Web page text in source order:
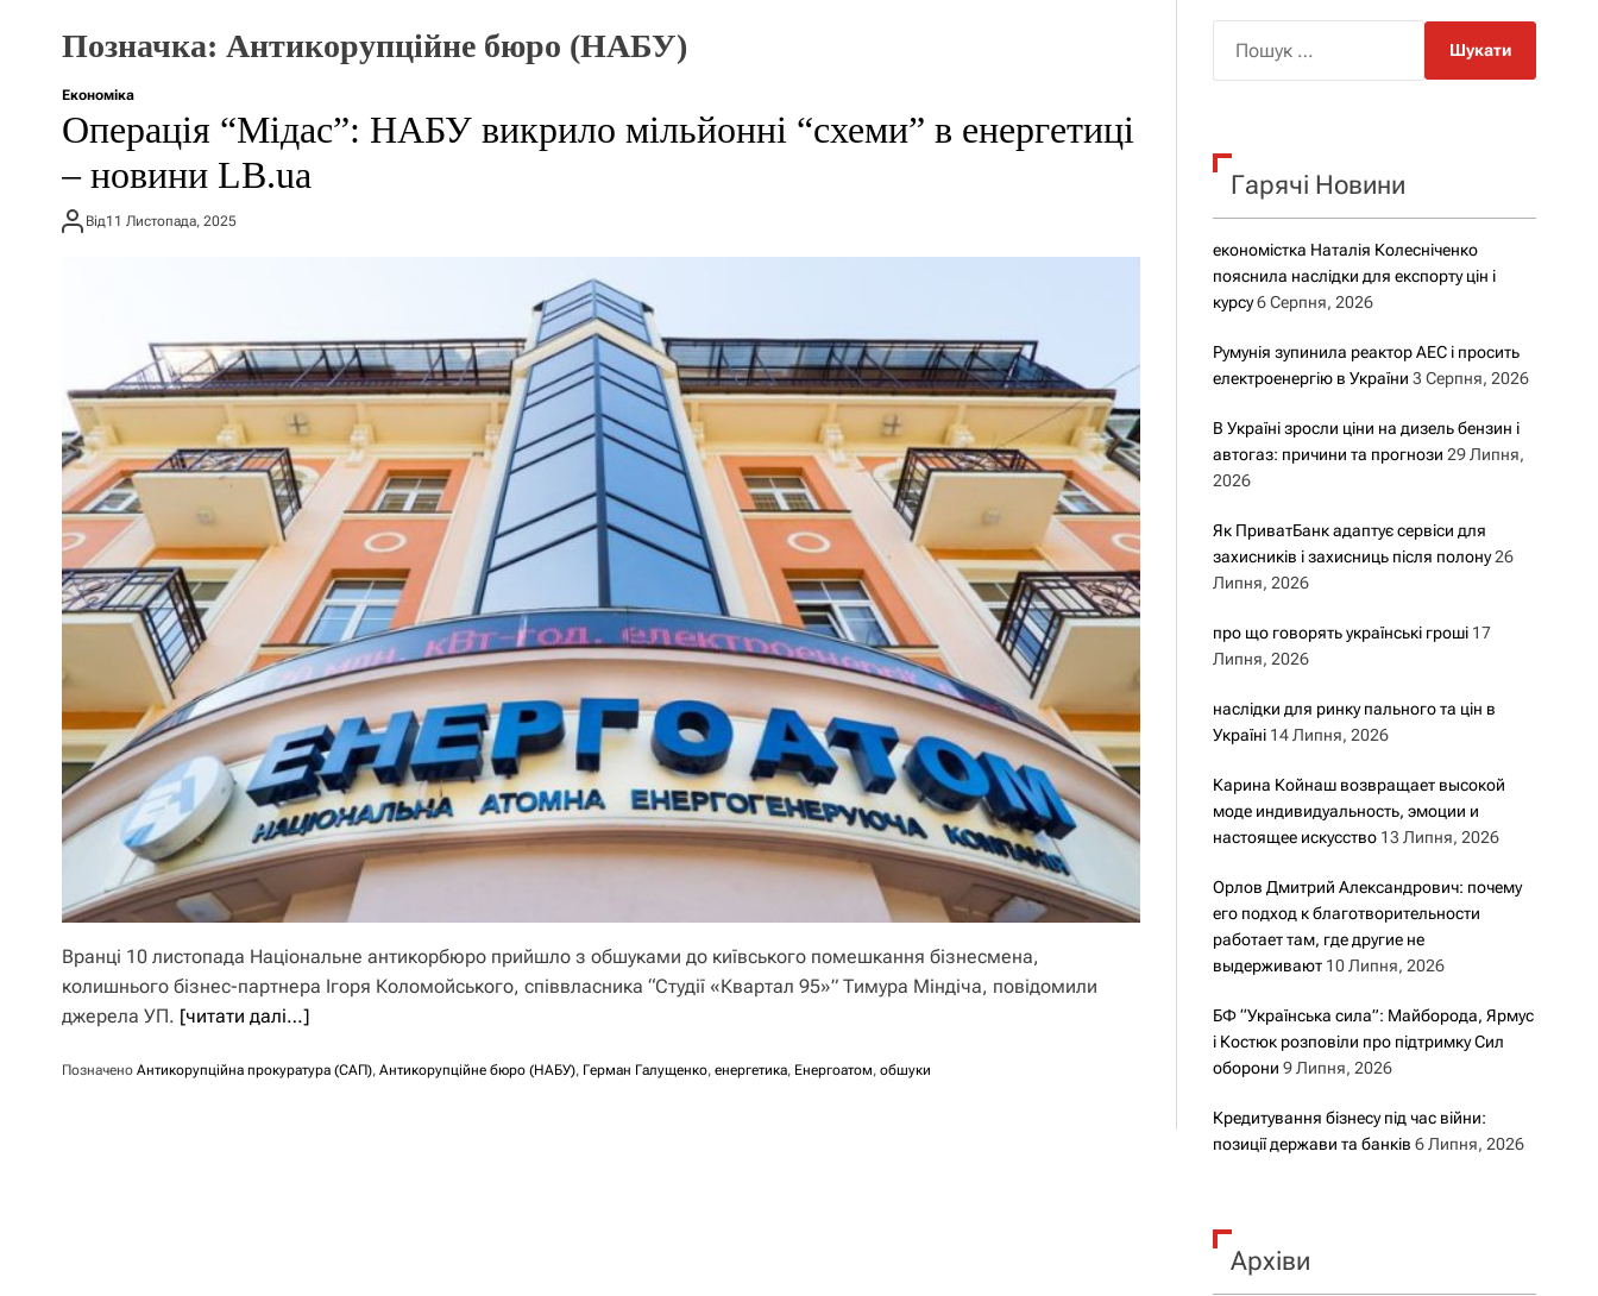
р
о
у
Позначка: Антикорупційне бюро (НАБУ)
Економіка
Операція “Мідас”: НАБУ викрило мільйонні “схеми” в енергетиці
– новини LB.ua
Від11 Листопада, 2025
Вранці 10 листопада Національне антикорбюро прийшло з обшуками до київського помешкання бізнесмена,
колишнього бізнес-партнера Ігоря Коломойського, співвласника “Студії «Квартал 95»” Тимура Міндіча, повідомили
джерела УП. [читати далі…]
Позначено Антикорупційна прокуратура (САП), Антикорупційне бюро (НАБУ), Герман Галущенко, енергетика, Енергоатом, обшуки
к
Гарячі Новини
економістка Наталія Колесніченко
пояснила наслідки для експорту цін і
курсу 6 Серпня, 2026
Румунія зупинила реактор АЕС і просить
електроенергію в України 3 Серпня, 2026
В Україні зросли ціни на дизель бензин і
автогаз: причини та прогнози 29 Липня,
2026
Як ПриватБанк адаптує сервіси для
захисників і захисниць після полону 26
Липня, 2026
про що говорять українські гроші 17
Липня, 2026
наслідки для ринку пального та цін в
Україні 14 Липня, 2026
Карина Койнаш возвращает высокой
моде индивидуальность, эмоции и
настоящее искусство 13 Липня, 2026
Орлов Дмитрий Александрович: почему
его подход к благотворительности
работает там, где другие не
выдерживают 10 Липня, 2026
БФ “Українська сила”: Майборода, Ярмус
і Костюк розповіли про підтримку Сил
оборони 9 Липня, 2026
Кредитування бізнесу під час війни:
позиції держави та банків 6 Липня, 2026
Архіви